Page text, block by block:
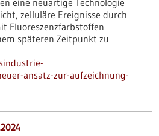
eine neuartige Technologie
zelluläre Ereignisse durch
Fluoreszenzfarbstoffen
späteren Zeitpunkt zu
ansatz-zur-aufzeichnung-